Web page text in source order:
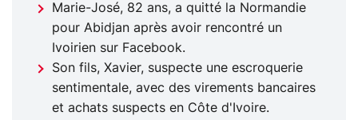
Marie-José, 82 ans, a quitté la Normandie
pour Abidjan après avoir rencontré un
Ivoirien sur Facebook.
Son fils, Xavier, suspecte une escroquerie
sentimentale, avec des virements bancaires
et achats suspects en Côte d'Ivoire.